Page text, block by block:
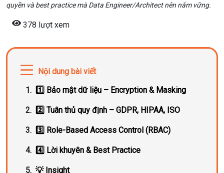
quyền và best practice mà Data Engineer/Architect nên nắm vững.
378 lượt xem
Nội dung bài viết
1️⃣ Bảo mật dữ liệu – Encryption & Masking
2️⃣ Tuân thủ quy định – GDPR, HIPAA, ISO
3️⃣ Role-Based Access Control (RBAC)
4️⃣ Lời khuyên & Best Practice
💡 Insight